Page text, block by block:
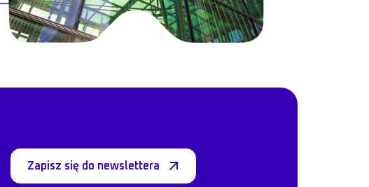
Zapisz się do newslettera